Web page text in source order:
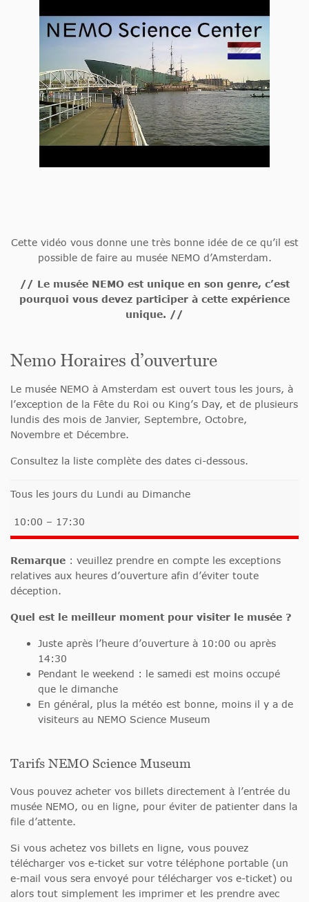
Cette vidéo vous donne une très bonne idée de ce qu’il est
possible de faire au musée NEMO d’Amsterdam.
// Le musée NEMO est unique en son genre, c’est
pourquoi vous devez participer à cette expérience
unique. //
Nemo Horaires d’ouverture
Le musée NEMO à Amsterdam est ouvert tous les jours, à
l’exception de la Fête du Roi ou King’s Day, et de plusieurs
lundis des mois de Janvier, Septembre, Octobre,
Novembre et Décembre.
Consultez la liste complète des dates ci-dessous.
Tous les jours du Lundi au Dimanche
10:00 – 17:30
Remarque : veuillez prendre en compte les exceptions
relatives aux heures d’ouverture afin d’éviter toute
déception.
Quel est le meilleur moment pour visiter le musée ?
Juste après l’heure d’ouverture à 10:00 ou après
14:30
Pendant le weekend : le samedi est moins occupé
que le dimanche
En général, plus la météo est bonne, moins il y a de
visiteurs au NEMO Science Museum
Tarifs NEMO Science Museum
Vous pouvez acheter vos billets directement à l’entrée du
musée NEMO, ou en ligne, pour éviter de patienter dans la
file d’attente.
Si vous achetez vos billets en ligne, vous pouvez
télécharger vos e-ticket sur votre téléphone portable (un
e-mail vous sera envoyé pour télécharger vos e-ticket) ou
alors tout simplement les imprimer et les prendre avec